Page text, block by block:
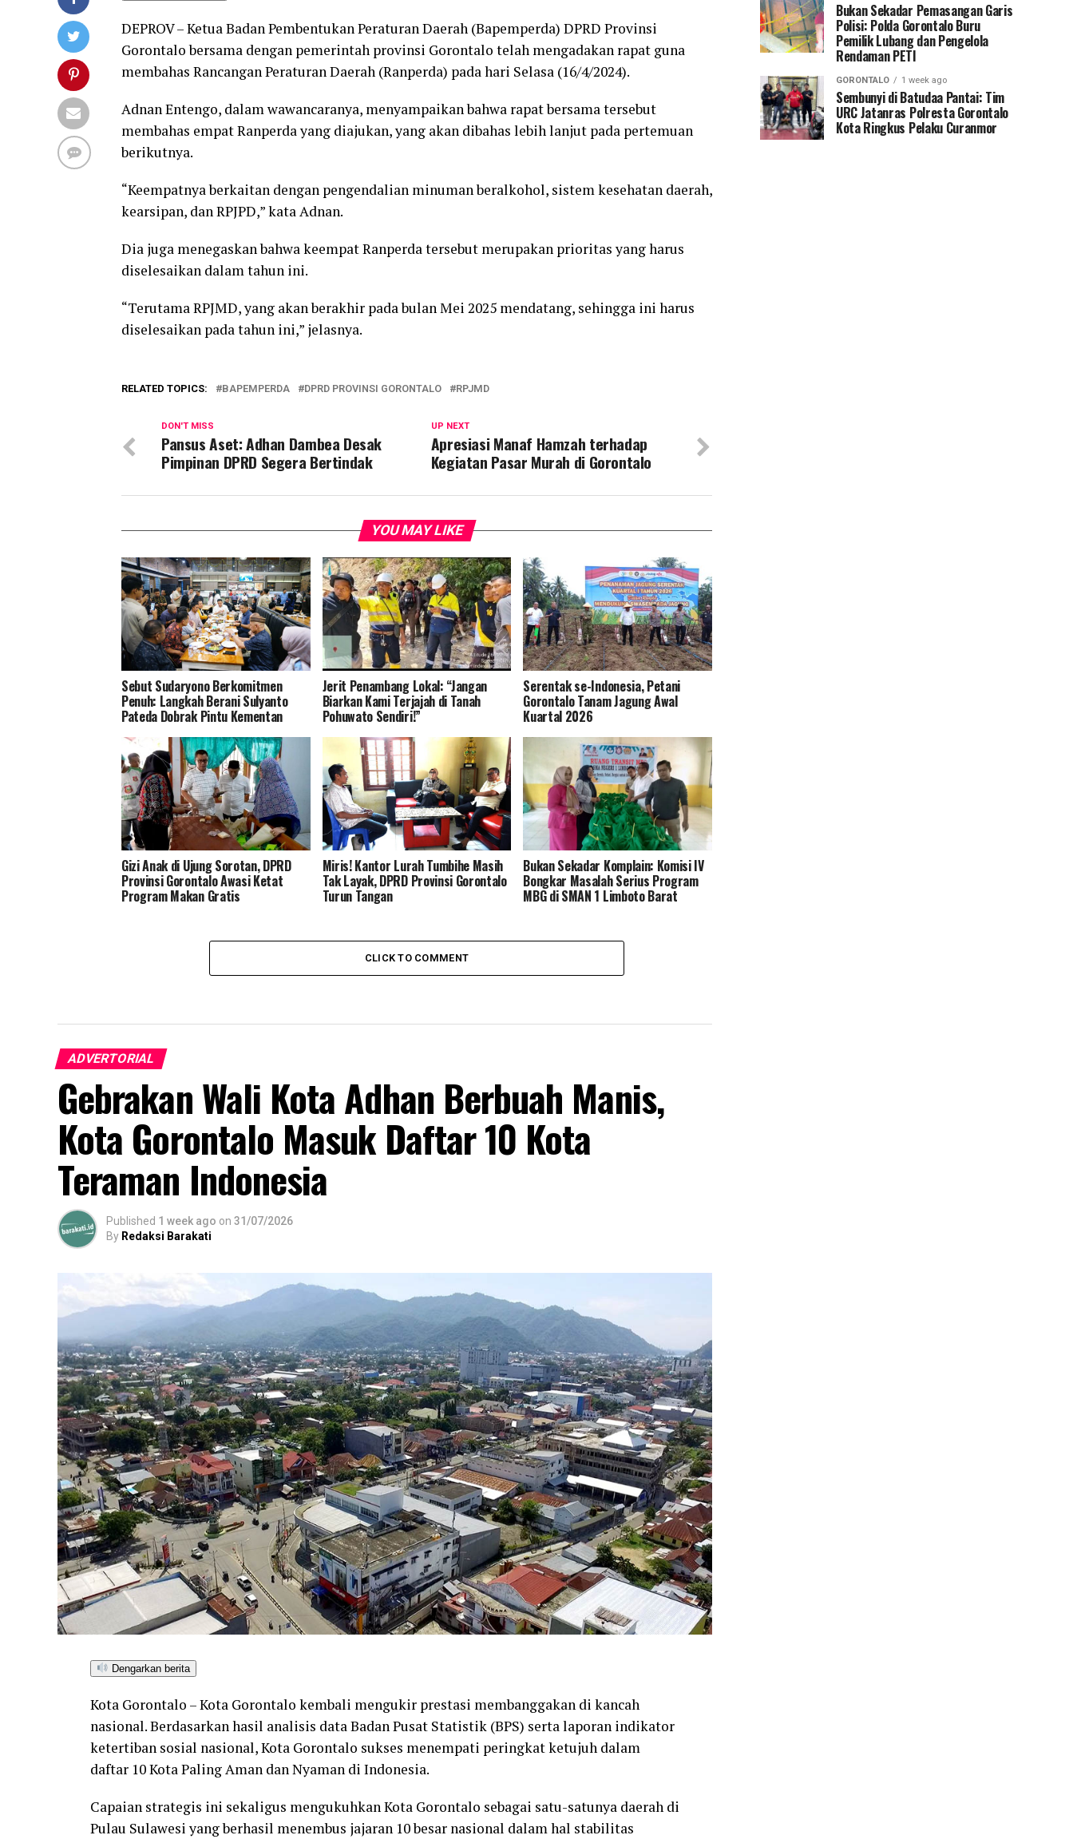
DEPROV – Ketua Badan Pembentukan Peraturan Daerah (Bapemperda) DPRD Provinsi
Gorontalo bersama dengan pemerintah provinsi Gorontalo telah mengadakan rapat guna
membahas Rancangan Peraturan Daerah (Ranperda) pada hari Selasa (16/4/2024).
Adnan Entengo, dalam wawancaranya, menyampaikan bahwa rapat bersama tersebut
membahas empat Ranperda yang diajukan, yang akan dibahas lebih lanjut pada pertemuan
berikutnya.
“Keempatnya berkaitan dengan pengendalian minuman beralkohol, sistem kesehatan daerah,
kearsipan, dan RPJPD,” kata Adnan.
Dia juga menegaskan bahwa keempat Ranperda tersebut merupakan prioritas yang harus
diselesaikan dalam tahun ini.
“Terutama RPJMD, yang akan berakhir pada bulan Mei 2025 mendatang, sehingga ini harus
diselesaikan pada tahun ini,” jelasnya.
RELATED TOPICS: BAPEMPERDA DPRD PROVINSI GORONTALO RPJMD
UP NEXT
Apresiasi Manaf Hamzah terhadap
Kegiatan Pasar Murah di Gorontalo
DON'T MISS
Pansus Aset: Adhan Dambea Desak
Pimpinan DPRD Segera Bertindak
YOU MAY LIKE
Sebut Sudaryono Berkomitmen
Penuh: Langkah Berani Sulyanto
Pateda Dobrak Pintu Kementan
Jerit Penambang Lokal: “Jangan
Biarkan Kami Terjajah di Tanah
Pohuwato Sendiri!”
Serentak se-Indonesia, Petani
Gorontalo Tanam Jagung Awal
Kuartal 2026
Gizi Anak di Ujung Sorotan, DPRD
Provinsi Gorontalo Awasi Ketat
Program Makan Gratis
Miris! Kantor Lurah Tumbihe Masih
Tak Layak, DPRD Provinsi Gorontalo
Turun Tangan
Bukan Sekadar Komplain: Komisi IV
Bongkar Masalah Serius Program
MBG di SMAN 1 Limboto Barat
CLICK TO COMMENT
ADVERTORIAL
Gebrakan Wali Kota Adhan Berbuah Manis,
Kota Gorontalo Masuk Daftar 10 Kota
Teraman Indonesia
Published 1 week ago on 31/07/2026
By Redaksi Barakati
Dengarkan berita
Kota Gorontalo – Kota Gorontalo kembali mengukir prestasi membanggakan di kancah
nasional. Berdasarkan hasil analisis data Badan Pusat Statistik (BPS) serta laporan indikator
ketertiban sosial nasional, Kota Gorontalo sukses menempati peringkat ketujuh dalam
daftar 10 Kota Paling Aman dan Nyaman di Indonesia.
Capaian strategis ini sekaligus mengukuhkan Kota Gorontalo sebagai satu-satunya daerah di
Pulau Sulawesi yang berhasil menembus jajaran 10 besar nasional dalam hal stabilitas
Bukan Sekadar Pemasangan Garis
Polisi: Polda Gorontalo Buru
Pemilik Lubang dan Pengelola
Rendaman PETI
GORONTALO 1 week ago
Sembunyi di Batudaa Pantai: Tim
URC Jatanras Polresta Gorontalo
Kota Ringkus Pelaku Curanmor